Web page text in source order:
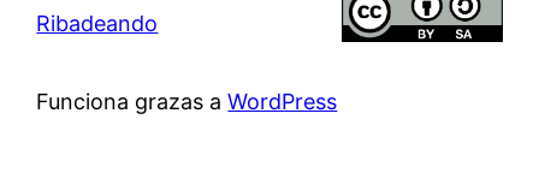
Ribadeando
Funciona grazas aWordPress